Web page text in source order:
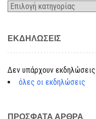
Kατηγορίες
ΕΚΔΗΛΏΣΕΙΣ
Δεν υπάρχουν εκδηλώσεις
όλες οι εκδηλώσεις
ΠΡΌΣΦΑΤΑ ΆΡΘΡΑ